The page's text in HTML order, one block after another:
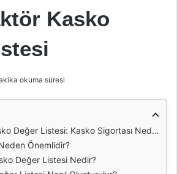
Kasko
okuma süresi
Değer Listesi: Kasko Sigortası Nedir?
Önemlidir?
Değer Listesi Nedir?